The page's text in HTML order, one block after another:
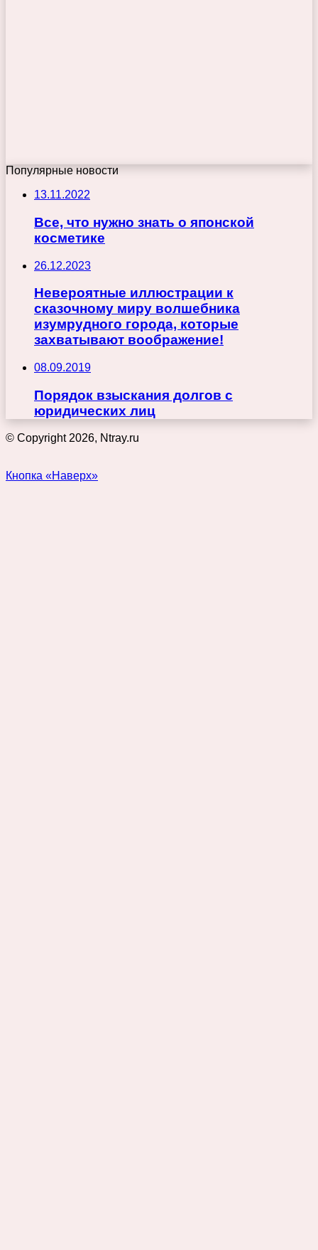
Популярные новости
13.11.2022
Все, что нужно знать о японской
косметике
26.12.2023
Невероятные иллюстрации к
сказочному миру волшебника
изумрудного города, которые
захватывают воображение!
08.09.2019
Порядок взыскания долгов с
юридических лиц
© Copyright 2026, Ntray.ru
Кнопка «Наверх»